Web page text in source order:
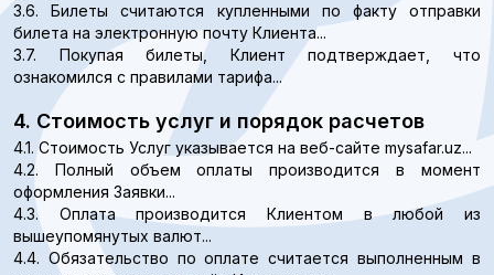
3.6. Билеты считаются купленными по факту отправки
билета на электронную почту Клиента...
3.7. Покупая билеты, Клиент подтверждает, что
ознакомился с правилами тарифа...
4. Стоимость услуг и порядок расчетов
4.1. Стоимость Услуг указывается на веб-сайте mysafar.uz...
4.2. Полный объем оплаты производится в момент
оформления Заявки...
4.3. Оплата производится Клиентом в любой из
вышеупомянутых валют...
4.4. Обязательство по оплате считается выполненным в